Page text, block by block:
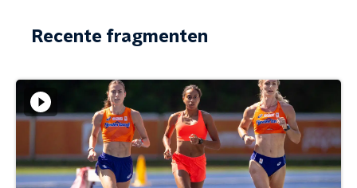
Recente fragmenten